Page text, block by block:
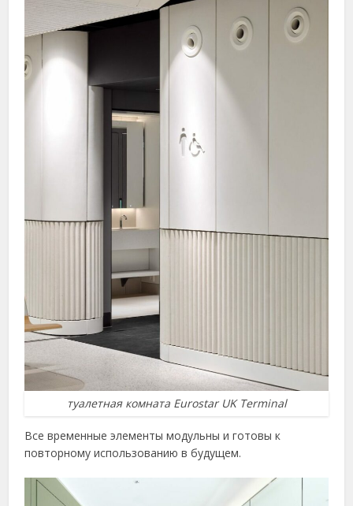
туалетная комната Eurostar UK Terminal
Все временные элементы модульны и готовы к
повторному использованию в будущем.